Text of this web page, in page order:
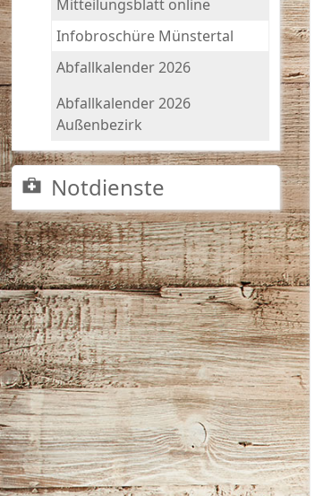
Mitteilungsblatt online
Infobroschüre Münstertal
Abfallkalender 2026
Abfallkalender 2026
Außenbezirk
Notdienste